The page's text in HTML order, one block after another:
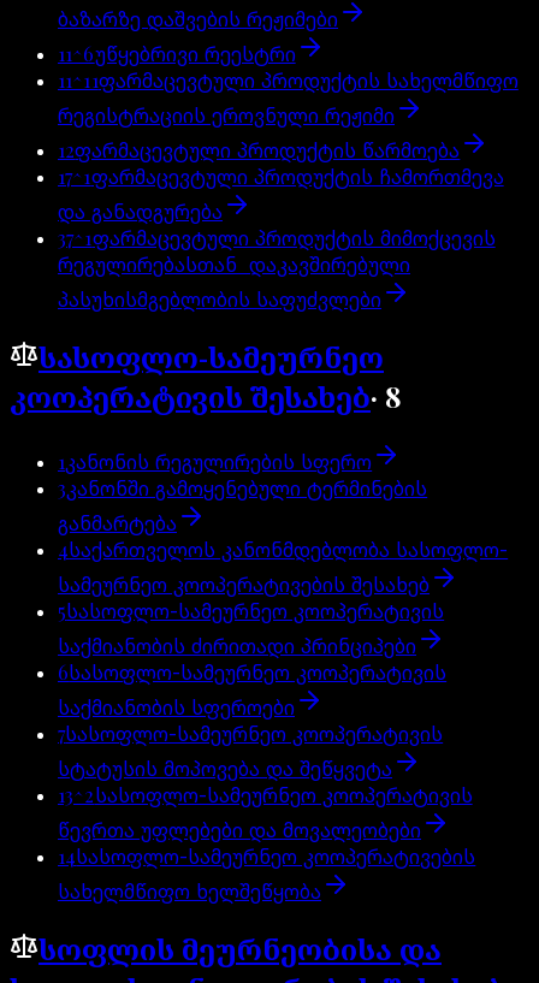
ბაზარზე დაშვების რეჟიმები
11^6უწყებრივი რეესტრი
11^11ფარმაცევტული პროდუქტის სახელმწიფო
რეგისტრაციის ეროვნული რეჟიმი
12ფარმაცევტული პროდუქტის წარმოება
17^1ფარმაცევტული პროდუქტის ჩამორთმევა
და განადგურება
37^1ფარმაცევტული პროდუქტის მიმოქცევის
რეგულირებასთან დაკავშირებული
პასუხისმგებლობის საფუძვლები
სასოფლო-სამეურნეო
კოოპერატივის შესახებ· 8
1კანონის რეგულირების სფერო
3კანონში გამოყენებული ტერმინების
განმარტება
4საქართველოს კანონმდებლობა სასოფლო-
სამეურნეო კოოპერატივების შესახებ
5სასოფლო-სამეურნეო კოოპერატივის
საქმიანობის ძირითადი პრინციპები
6სასოფლო-სამეურნეო კოოპერატივის
საქმიანობის სფეროები
7სასოფლო-სამეურნეო კოოპერატივის
სტატუსის მოპოვება და შეწყვეტა
13^2სასოფლო-სამეურნეო კოოპერატივის
წევრთა უფლებები და მოვალეობები
14სასოფლო-სამეურნეო კოოპერატივების
სახელმწიფო ხელშეწყობა
სოფლის მეურნეობისა და